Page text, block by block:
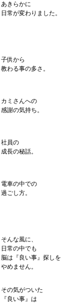
あきらかに
日常が変わりました。
子供から
教わる事の多さ。
カミさんへの
感謝の気持ち。
社員の
成長の秘話。
電車の中での
過ごし方。
そんな風に、
日常の中でも
脳は『良い事』探しを
やめません。
その気がついた
『良い事』は